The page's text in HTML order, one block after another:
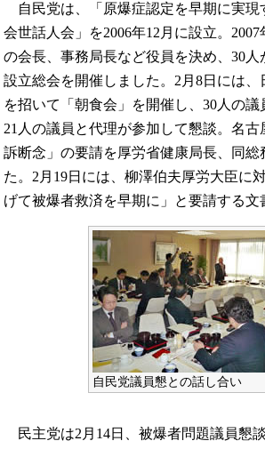
自民党は、「原爆症認定を早期に実現
会世話人会」を2006年12月に設立。
の会長、事務局長など役員を決め、30
設立総会を開催しました。2月8日には、
を招いて「朝食会」を開催し、30人の議
21人の議員と代理が参加して懇談。名
訴断念」の要請を厚労省健康局長、同総
た。2月19日には、柳澤伯夫厚労大臣に
げて被爆者救済を早期に」と要請する文
自民党議員懇との話し合い
民主党は2月14日、被爆者問題議員懇